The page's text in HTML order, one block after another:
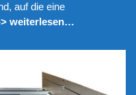
auf die eine
weiterlesen…